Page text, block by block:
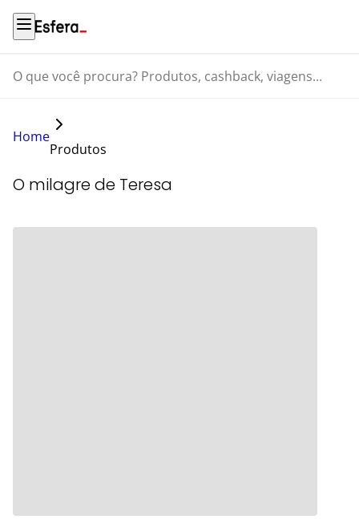
O que você procura? Produtos, cashback, viagens...
Home
Produtos
O milagre de Teresa